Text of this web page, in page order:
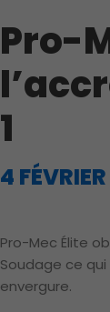
Pro-
1
4
Pro-Mec Élite
Soudage ce
envergure.